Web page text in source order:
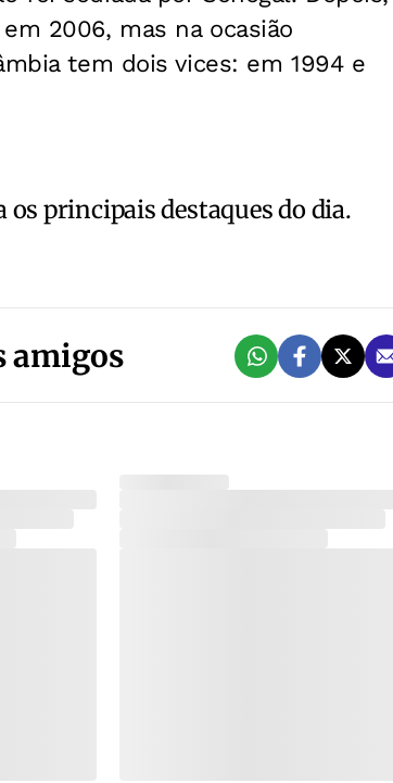
2006, mas na ocasião
tem dois vices: em 1994 e
os principais destaques do dia.
amigos